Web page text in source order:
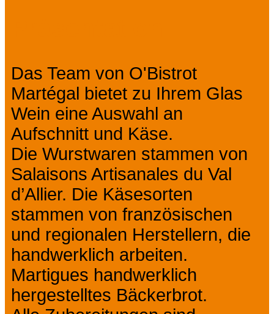
Das Team von O'Bistrot
Martégal bietet zu Ihrem Glas
Wein eine Auswahl an
Aufschnitt und Käse.
Die Wurstwaren stammen von
Salaisons Artisanales du Val
d’Allier. Die Käsesorten
stammen von französischen
und regionalen Herstellern, die
handwerklich arbeiten.
Martigues handwerklich
hergestelltes Bäckerbrot.